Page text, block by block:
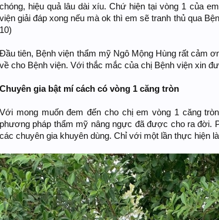
chóng, hiệu quả lâu dài xíu. Chứ hiện tại vòng 1 của
viện giải đáp xong nếu mà ok thì em sẽ tranh thủ qua
10)
Đầu tiên, Bệnh viện thẩm mỹ Ngô Mộng Hùng rất cảm
về cho Bệnh viện. Với thắc mắc của chị Bệnh viện xin
Chuyên gia bật mí cách có vòng 1 căng tròn
Với mong muốn đem đến cho chị em vòng 1 căng
phương pháp thẩm mỹ nâng ngực đã được cho ra đời.
các chuyên gia khuyên dùng. Chỉ với một lần thực hiện